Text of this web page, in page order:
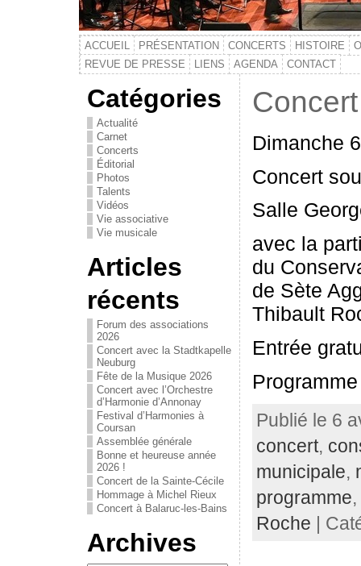
ACCUEIL PRÉSENTATION CONCERTS HISTOIRE
REVUE DE PRESSE
LIENS AGENDA CONTACT
Catégories
Actualité
Carnet
Concerts
Éditorial
Photos
Talents
Vidéos
Vie associative
Vie musicale
Articles
récents
Forum des associations
2026
Concert avec la Stadtkapelle
Neuburg
Fête de la Musique 2026
Concert avec l’Orchestre
d’Harmonie d’Annonay
Festival d’Harmonies à
Coursan
Assemblée générale
Bonne et heureuse année
2026 !
Concert de la Sainte-Cécile
Hommage à Michel Rieux
Concert à Balaruc-les-Bains
Archives
Dimanche
Concert
Salle
avec la
du
de Sète
Thibault
Entrée
Publié le 6
concert,
municipale,
programme,
Roche |